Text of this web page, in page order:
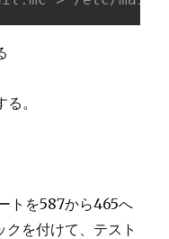
。
トを587から465へ
を付けて、テスト